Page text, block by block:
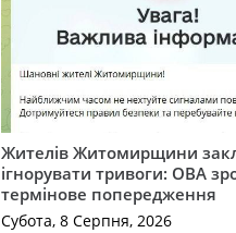
Жителів Житомирщини
ігнорувати тривоги: ОВА
термінове попередження
Субота, 8 Серпня, 2026